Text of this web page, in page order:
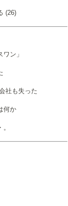
(26)
ン」
社も失った
何か